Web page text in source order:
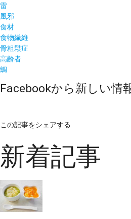
雷
風邪
食材
食物繊維
骨粗鬆症
高齢者
鯛
Facebookから新しい情
この記事をシェアする
新着記事